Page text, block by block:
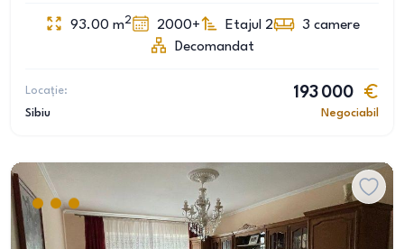
93.00 m2 2000+ Etajul 2 3 camere
Decomandat
Locație:
Sibiu
193 000
Negociabil